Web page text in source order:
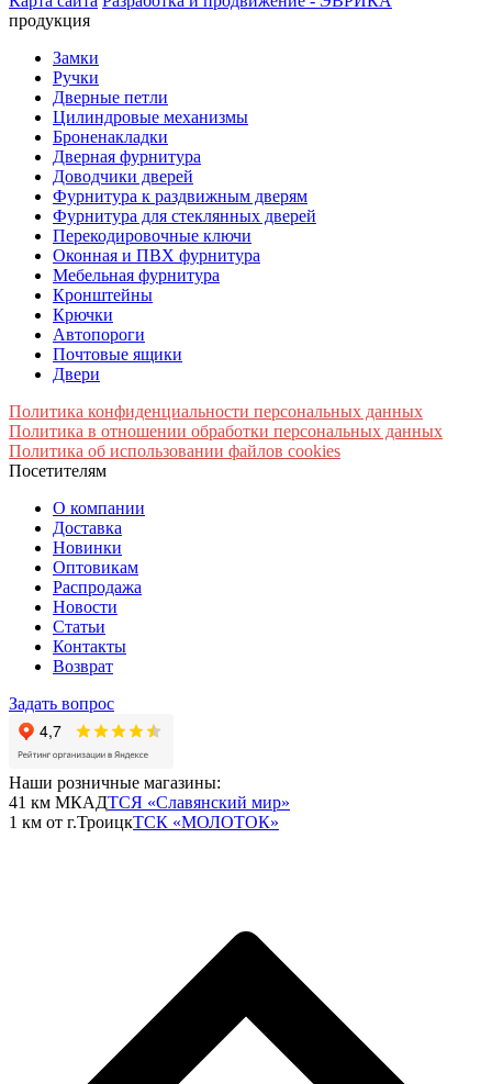
продукция
Замки
Ручки
Дверные петли
Цилиндровые механизмы
Броненакладки
Дверная фурнитура
Доводчики дверей
Фурнитура к раздвижным дверям
Фурнитура для стеклянных дверей
Перекодировочные ключи
Оконная и ПВХ фурнитура
Мебельная фурнитура
Кронштейны
Крючки
Автопороги
Почтовые ящики
Двери
Политика конфиденциальности персональных данных
Политика в отношении обработки персональных данных
Политика об использовании файлов cookies
Посетителям
О компании
Доставка
Новинки
Оптовикам
Распродажа
Новости
Статьи
Контакты
Возврат
Задать вопрос
Наши розничные магазины:
41 км МКАДТСЯ «Славянский мир»
1 км от г.ТроицкТСК «МОЛОТОК»